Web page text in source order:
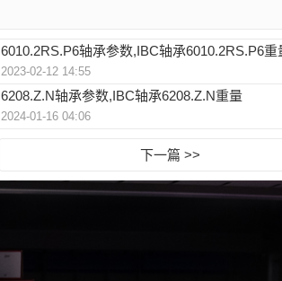
6010.2RS.P6轴承参数,IBC轴承6010.2RS.P6重
2023-02-12 14:55
6208.Z.N轴承参数,IBC轴承6208.Z.N重量
2024-01-16 04:06
下一篇 >>